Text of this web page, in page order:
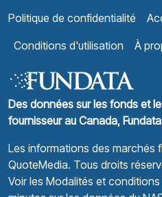
Politique de confidentialité
Conditions d'utilisation
À
Des données sur les fonds et
fournisseur au Canada,
Les informations des marchés
QuoteMedia. Tous droits
Voir les Modalités et conditions